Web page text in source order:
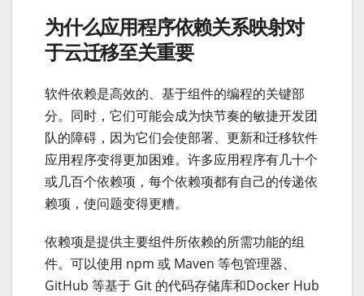
为什么应用程序依赖关系映射对
于云迁移至关重要
软件依赖是高效的、基于组件的编程的关键部
分。同时，它们可能会成为快节奏的敏捷开发团
队的障碍，因为它们会使部署、更新和迁移软件
应用程序变得更加困难。许多应用程序有几十个
或几百个依赖项，每个依赖项都有自己的传递依
赖项，使问题变得更糟。
依赖项是提供主要组件所依赖的所需功能的组
件。可以使用 npm 或 Maven 等包管理器、
GitHub 等基于 Git 的代码存储库和Docker Hub